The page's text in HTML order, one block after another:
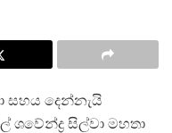
සහය දෙන්නැයි
සිල්වා මහතා